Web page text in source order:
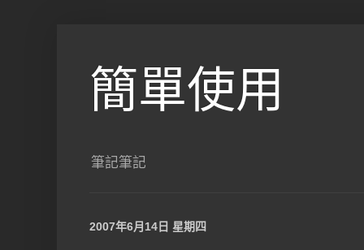
簡單使用
筆記筆記
2007年6月14日 星期四